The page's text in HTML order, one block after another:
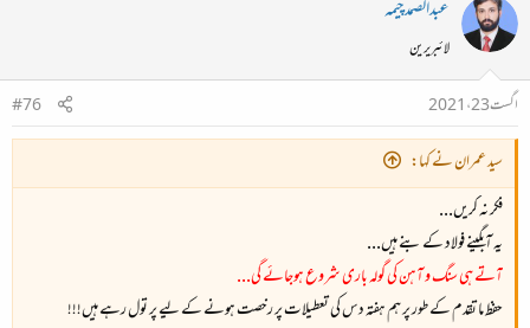
عبدالصمدچیمہ
لائبریرین
اگست 23، 2021
#76
سید عمران نے کہا:
فکر نہ کریں...
یہ آبگینے فولاد کے بنے ہیں...
آتے ہی سنگ و آہن کی گولہ باری شروع ہوجائے گی...
حفظ ما تقدم کے طور پر ہم ہفتہ دس کی تعطیلات پر رخصت ہونے کے لیے پر تول رہے ہیں!!!